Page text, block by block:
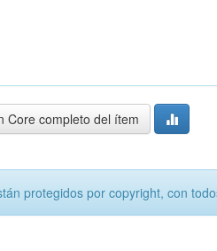
Core completo del ítem
protegidos por copyright, con